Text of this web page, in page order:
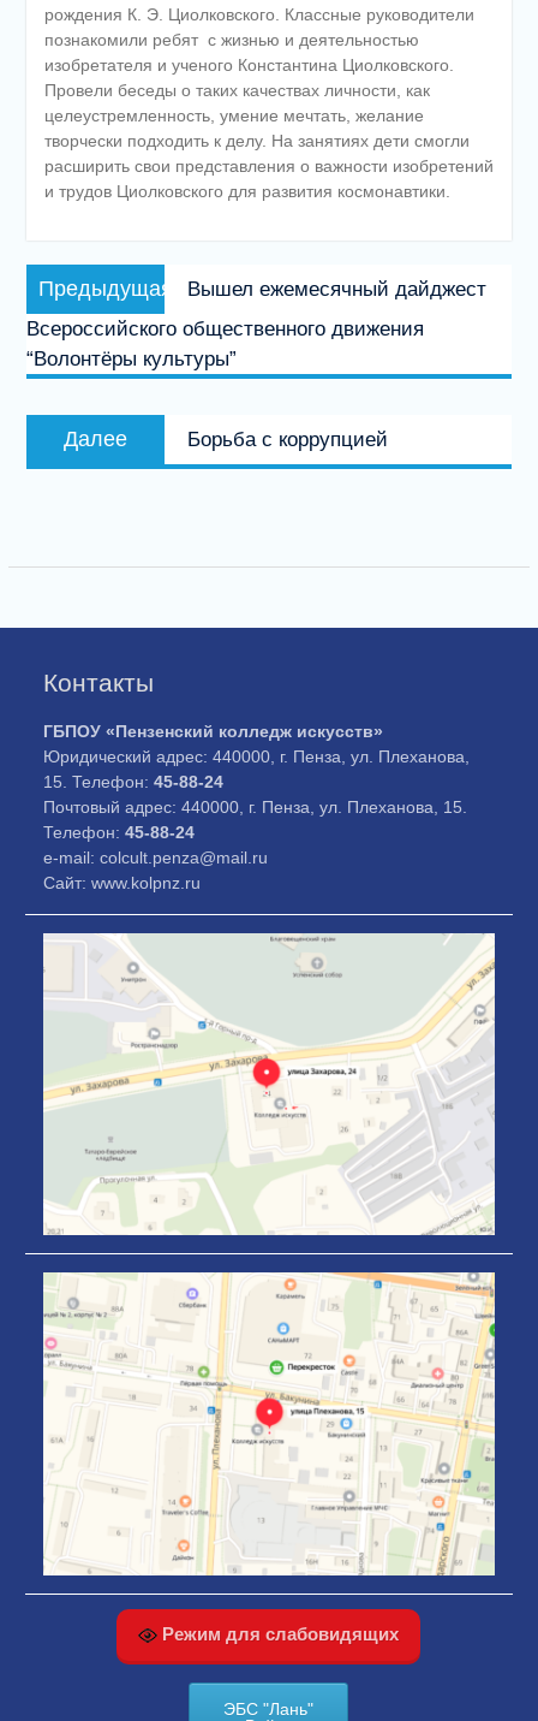
рождения К. Э. Циолковского. Классные руководители
познакомили ребят с жизнью и деятельностью
изобретателя и ученого Константина Циолковского.
Провели беседы о таких качествах личности, как
целеустремленность, умение мечтать, желание
творчески подходить к делу. На занятиях дети смогли
расширить свои представления о важности изобретений
и трудов Циолковского для развития космонавтики.
Навигация
по
записям
Предыдущая
запись:
Вышел ежемесячный дайджест
Всероссийского общественного движения
“Волонтёры культуры”
Далее
запись:
Борьба с коррупцией
Контакты
ГБПОУ «Пензенский колледж искусств»
Юридический адрес: 440000, г. Пенза, ул. Плеханова,
15. Телефон:45-88-24
Почтовый адрес: 440000, г. Пенза, ул. Плеханова, 15.
Телефон:45-88-24
e-mail: colcult.penza@mail.ru
Сайт: www.kolpnz.ru
Режим для слабовидящих
ЭБС "Лань"